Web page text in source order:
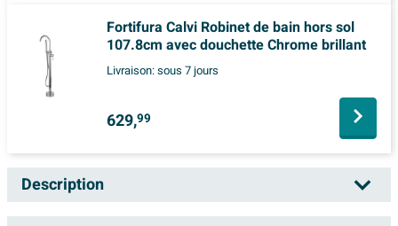
Fortifura Calvi Robinet de bain hors sol
107.8cm avec douchette Chrome brillant
Livraison:sous 7 jours
629,99
Description